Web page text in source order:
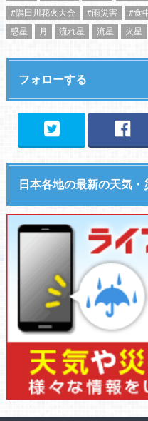
#隅田川花火大会
#雨災害 #食
惑星
月 流れ星 流星 火星
フォローする
日本各地の最新の天気・